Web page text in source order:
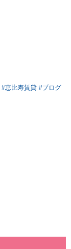
#恵比寿賃貸 #ブログ